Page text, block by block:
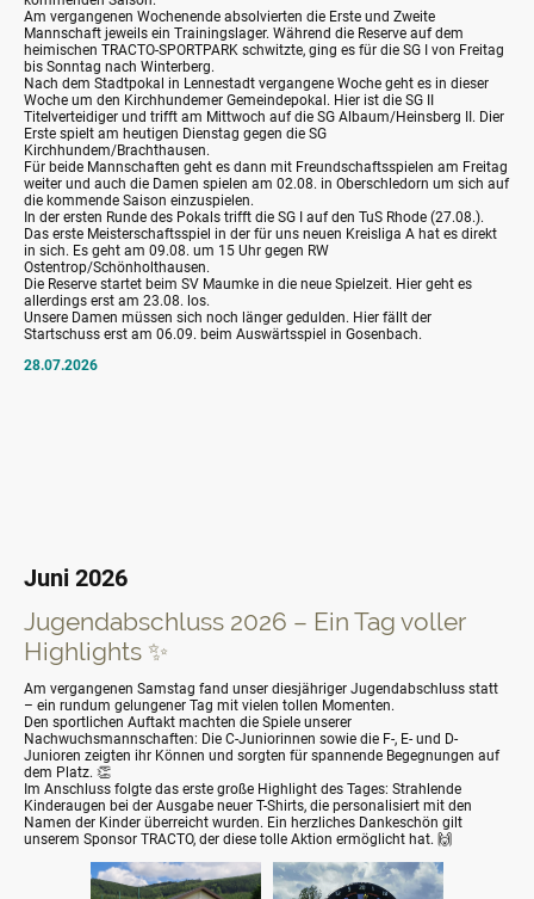
Am vergangenen Wochenende absolvierten die Erste und Zweite
Mannschaft jeweils ein Trainingslager. Während die Reserve auf dem
heimischen TRACTO-SPORTPARK schwitzte, ging es für die SG I von Freitag
bis Sonntag nach Winterberg.
Nach dem Stadtpokal in Lennestadt vergangene Woche geht es in dieser
Woche um den Kirchhundemer Gemeindepokal. Hier ist die SG II
Titelverteidiger und trifft am Mittwoch auf die SG Albaum/Heinsberg II. Dier
Erste spielt am heutigen Dienstag gegen die SG
Kirchhundem/Brachthausen.
Für beide Mannschaften geht es dann mit Freundschaftsspielen am Freitag
weiter und auch die Damen spielen am 02.08. in Oberschledorn um sich auf
die kommende Saison einzuspielen.
In der ersten Runde des Pokals trifft die SG I auf den TuS Rhode (27.08.).
Das erste Meisterschaftsspiel in der für uns neuen Kreisliga A hat es direkt
in sich. Es geht am 09.08. um 15 Uhr gegen RW
Ostentrop/Schönholthausen.
Die Reserve startet beim SV Maumke in die neue Spielzeit. Hier geht es
allerdings erst am 23.08. los.
Unsere Damen müssen sich noch länger gedulden. Hier fällt der
Startschuss erst am 06.09. beim Auswärtsspiel in Gosenbach.
28.07.2026
Juni 2026
Jugendabschluss 2026 – Ein Tag voller
Highlights ✨
Am vergangenen Samstag fand unser diesjähriger Jugendabschluss statt
– ein rundum gelungener Tag mit vielen tollen Momenten.
Den sportlichen Auftakt machten die Spiele unserer
Nachwuchsmannschaften: Die C-Juniorinnen sowie die F-, E- und D-
Junioren zeigten ihr Können und sorgten für spannende Begegnungen auf
dem Platz. 👏
Im Anschluss folgte das erste große Highlight des Tages: Strahlende
Kinderaugen bei der Ausgabe neuer T-Shirts, die personalisiert mit den
Namen der Kinder überreicht wurden. Ein herzliches Dankeschön gilt
unserem Sponsor TRACTO, der diese tolle Aktion ermöglicht hat. 🙌